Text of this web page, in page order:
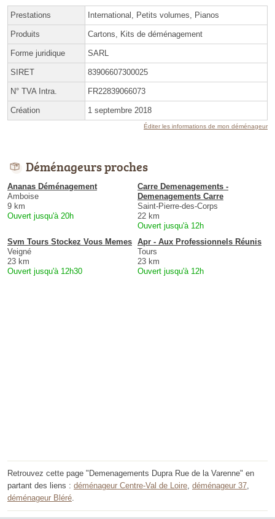
Prestations International, Petits volumes, Pianos
Produits Cartons, Kits de déménagement
Forme juridique SARL
SIRET 83906607300025
N° TVA Intra. FR22839066073
Création 1 septembre 2018
Éditer les informations de mon déménageur
Déménageurs proches
Ananas Déménagement
Amboise
9 km
Ouvert jusqu'à 20h
Carre Demenagements -
Demenagements Carre
Saint-Pierre-des-Corps
22 km
Ouvert jusqu'à 12h
Svm Tours Stockez Vous Memes
Veigné
23 km
Ouvert jusqu'à 12h30
Apr - Aux Professionnels Réunis
Tours
23 km
Ouvert jusqu'à 12h
Retrouvez cette page "Demenagements Dupra Rue de la Varenne" en
partant des liens : déménageur Centre-Val de Loire, déménageur 37,
déménageur Bléré.